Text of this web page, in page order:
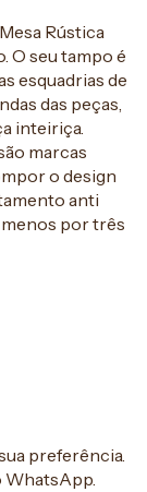
Rústica
O seu tampo é
esquadrias de
das peças,
inteiriça.
marcas
o design
anti
por três
preferência.
WhatsApp.